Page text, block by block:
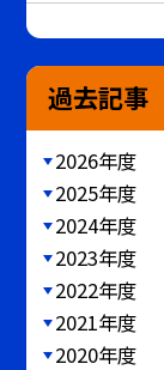
過去記事
2026年度
2025年度
2024年度
2023年度
2022年度
2021年度
2020年度